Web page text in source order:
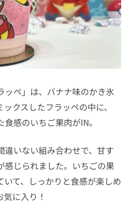
ッペ」は、バナナ味のかき氷
クスしたフラッペの中に、
食感のいちご果肉がIN。
違いない組み合わせで、甘す
感じられました。いちごの果
いて、しっかりと食感が楽しめ
に入り！